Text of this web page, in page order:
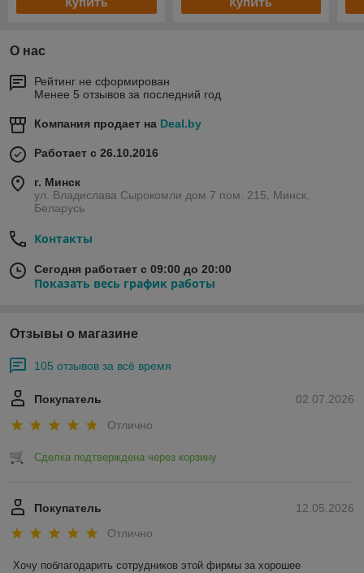
О нас
Рейтинг не сформирован
Менее 5 отзывов за последний год
Компания продает на Deal.by
Работает с 26.10.2016
г. Минск
ул. Владислава Сырокомли дом 7 пом. 215, Минск,
Беларусь
Контакты
Сегодня работает с 09:00 до 20:00
Показать весь график работы
Отзывы о магазине
105 отзывов за всё время
02.07.2026
Покупатель
Отлично
Сделка подтверждена через корзину
12.05.2026
Покупатель
Отлично
Хочу поблагодарить сотрудников этой фирмы за хорошее